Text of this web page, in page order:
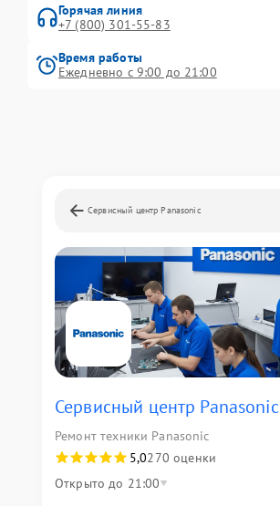
Горячая линия
+7 (800) 301-55-83
Время работы
Ежедневно с 9:00 до 21:00
Сервисный центр Panasonic
Сервисный центр Panasonic
Ремонт техники Panasonic
5,0270 оценки
Открыто до 21:00